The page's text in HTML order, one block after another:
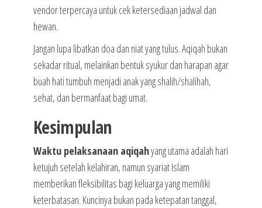
vendor terpercaya untuk cek ketersediaan jadwal dan
hewan.
Jangan lupa libatkan doa dan niat yang tulus. Aqiqah bukan
sekadar ritual, melainkan bentuk syukur dan harapan agar
buah hati tumbuh menjadi anak yang shalih/shalihah,
sehat, dan bermanfaat bagi umat.
Kesimpulan
Waktu pelaksanaan aqiqahyang utama adalah hari
ketujuh setelah kelahiran, namun syariat Islam
memberikan fleksibilitas bagi keluarga yang memiliki
keterbatasan. Kuncinya bukan pada ketepatan tanggal,